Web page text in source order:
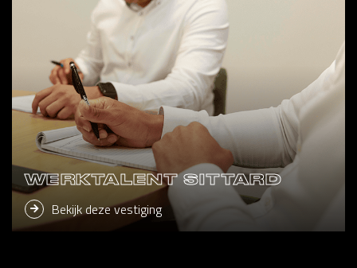
WERKTALENT SITTARD
Bekijk deze vestiging